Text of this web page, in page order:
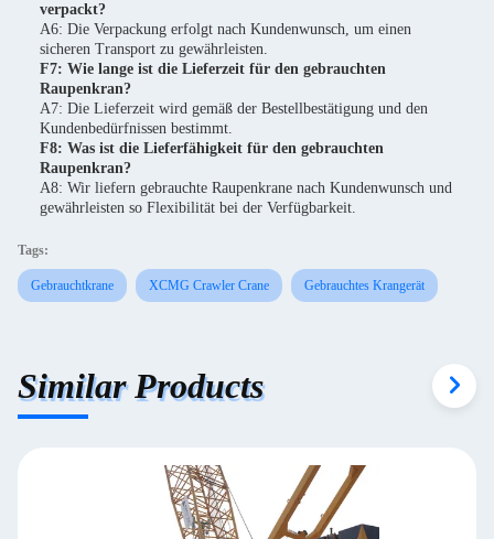
verpackt?
A6: Die Verpackung erfolgt nach Kundenwunsch, um einen
sicheren Transport zu gewährleisten.
F7: Wie lange ist die Lieferzeit für den gebrauchten
Raupenkran?
A7: Die Lieferzeit wird gemäß der Bestellbestätigung und den
Kundenbedürfnissen bestimmt.
F8: Was ist die Lieferfähigkeit für den gebrauchten
Raupenkran?
A8: Wir liefern gebrauchte Raupenkrane nach Kundenwunsch und
gewährleisten so Flexibilität bei der Verfügbarkeit.
Tags:
Gebrauchtkrane XCMG Crawler Crane Gebrauchtes Krangerät
Similar Products